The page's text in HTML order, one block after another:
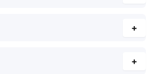
+
+